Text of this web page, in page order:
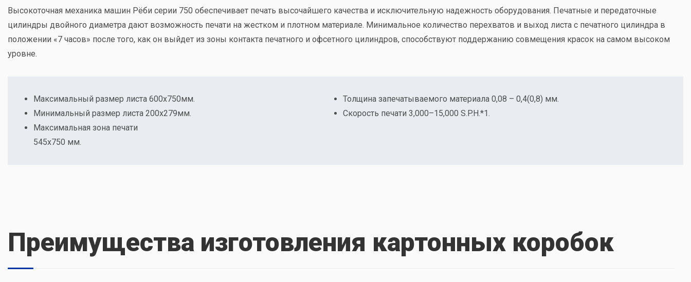
Высокоточная механика машин Рёби серии 750 обеспечивает печать высочайшего качества и исключительную надежность оборудования. Печатные и передаточные
цилиндры двойного диаметра дают возможность печати на жестком и плотном материале. Минимальное количество перехватов и выход листа с печатного цилиндра в
положении «7 часов» после того, как он выйдет из зоны контакта печатного и офсетного цилиндров, способствуют поддержанию совмещения красок на самом высоком
уровне.
Максимальный размер листа 600х750мм.
Толщина запечатываемого материала 0,08 – 0,4(0,8) мм.
Минимальный размер листа 200х279мм.
Скорость печати 3,000–15,000 S.P.H.*1.
Максимальная зона печати
545х750 мм.
Преимущества изготовления картонных коробок